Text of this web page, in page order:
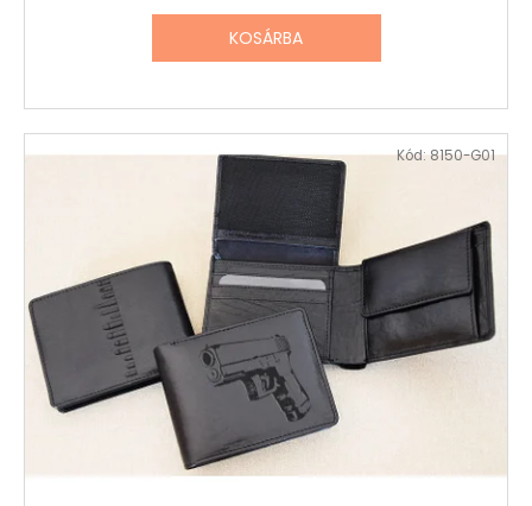
KOSÁRBA
Kód:8150-G01